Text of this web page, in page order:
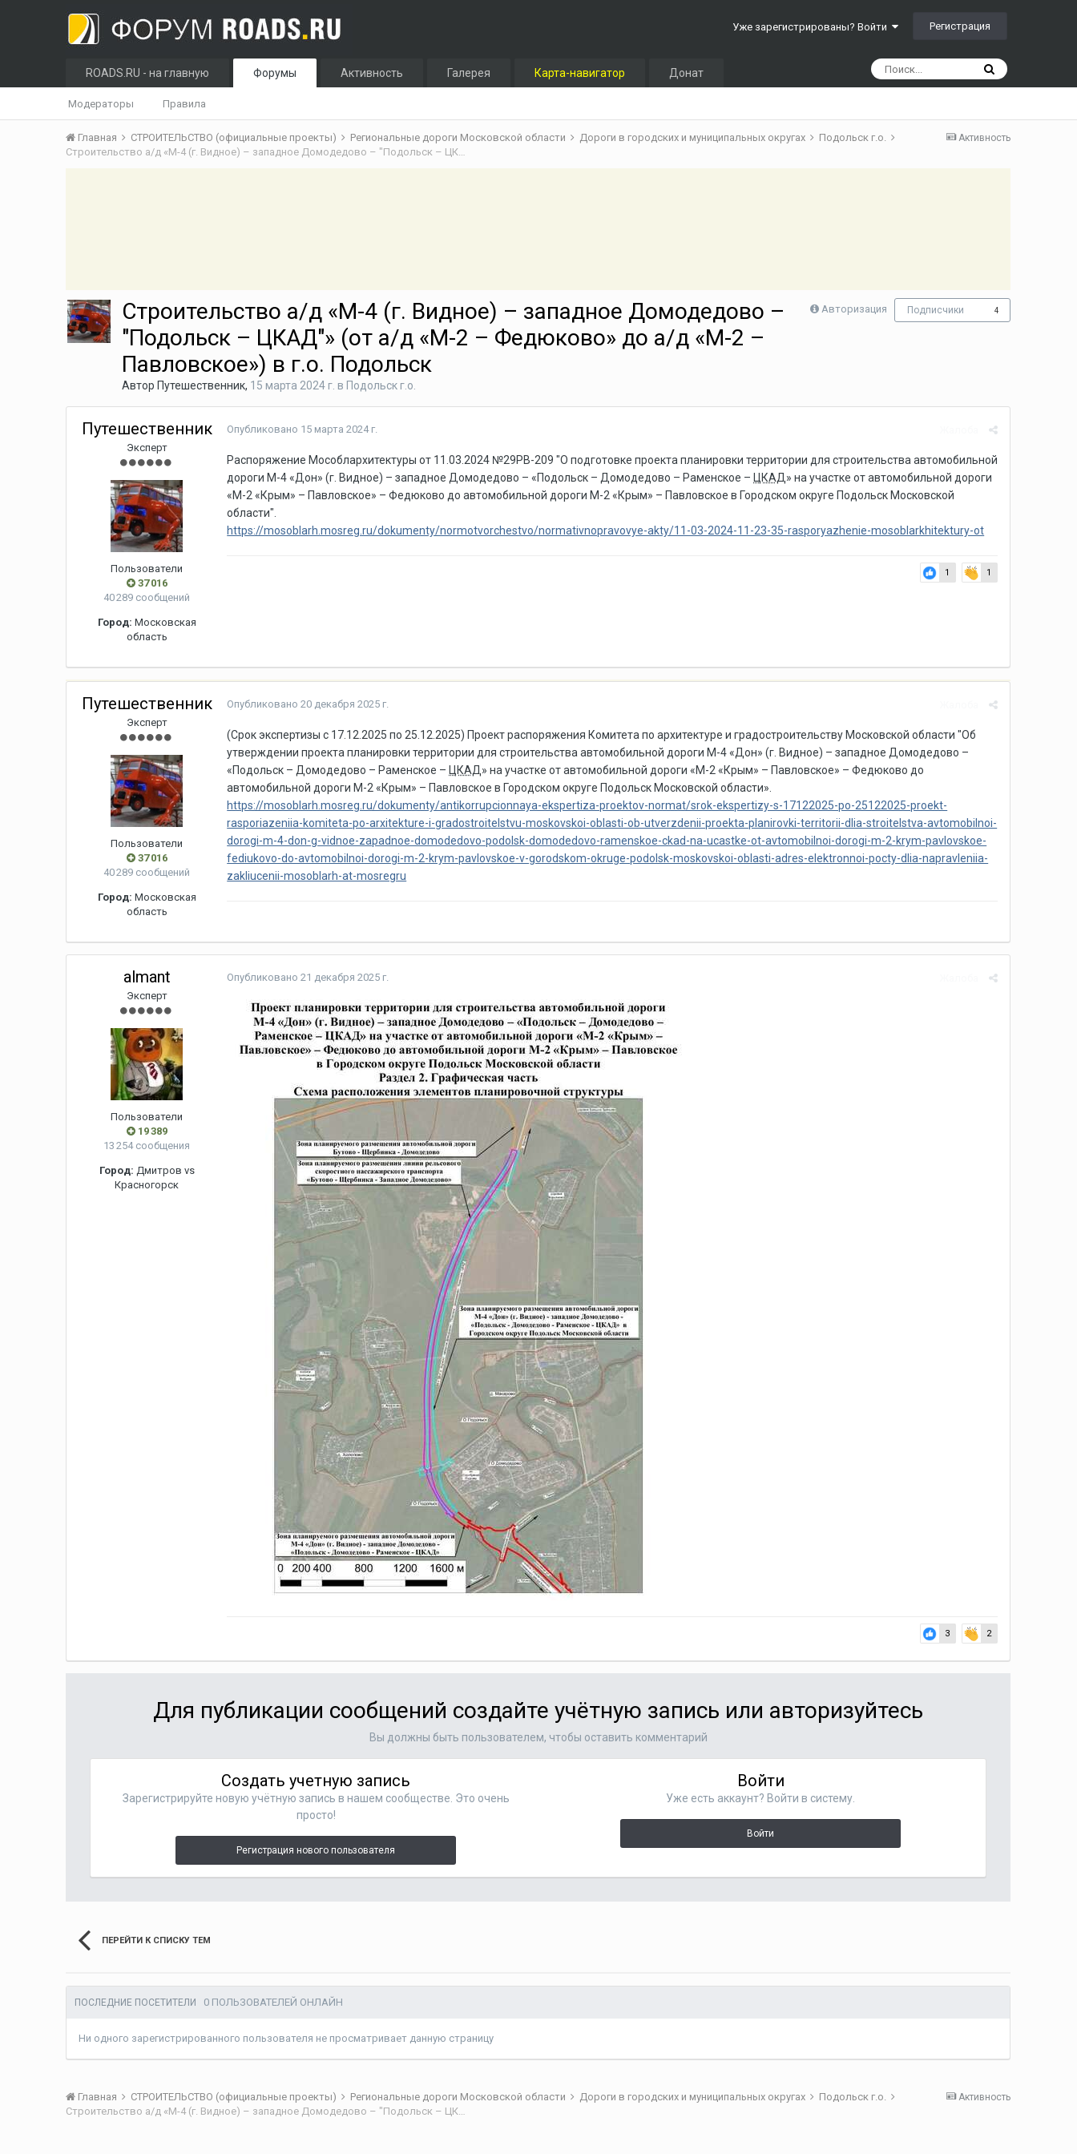
Уже зарегистрированы? Войти Регистрация
ROADS.RU - на главную Форумы
Модераторы Правила
Активность Галерея Карта-навигатор Донат
Активность
Главная СТРОИТЕЛЬСТВО (официальные проекты) Региональные дороги Московской области Дороги в городских и муниципальных округах
Подольск г.о.
Строительство а/д «М-4 (г. Видное) – западное Домодедово – "Подольск – ЦКАД"» (от а/д «М-2 – Федюково» до а/д «М-2 – Павловское») в г.о. Подольск
Авторизация Подписчики 4
Строительство а/д «М-4 (г. Видное) – западное Домодедово –
"Подольск – ЦКАД"» (от а/д «М-2 – Федюково» до а/д «М-2 –
Павловское») в г.о. Подольск
Автор Путешественник, 15 марта 2024 г. в Подольск г.о.
Путешественник
Эксперт
Пользователи
37 016
40 289 сообщений
Город: Московская
область
Опубликовано 15 марта 2024 г.
Распоряжение Мособлархитектуры от 11.03.2024 №29РВ-209 "О подготовке проекта планировки территории для строительства автомобильной
дороги М-4 «Дон» (г. Видное) – западное Домодедово – «Подольск – Домодедово – Раменское – ЦКАД » на участке от автомобильной дороги
«М-2 «Крым» – Павловское» – Федюково до автомобильной дороги М-2 «Крым» – Павловское в Городском округе Подольск Московской
области".
https://mosoblarh.mosreg.ru/dokumenty/normotvorchestvo/normativnopravovye-akty/11-03-2024-11-23-35-rasporyazhenie-mosoblarkhitektury-ot
1 1
Путешественник
Эксперт
Пользователи
37 016
40 289 сообщений
Город: Московская
область
Опубликовано20 декабря 2025 г.
(Срок экспертизы с 17.12.2025 по 25.12.2025) Проект распоряжения Комитета по архитектуре и градостроительству Московской области "Об
утверждении проекта планировки территории для строительства автомобильной дороги М-4 «Дон» (г. Видное) – западное Домодедово –
«Подольск – Домодедово – Раменское – ЦКАД » на участке от автомобильной дороги «М-2 «Крым» – Павловское» – Федюково до
автомобильной дороги М-2 «Крым» – Павловское в Городском округе Подольск Московской области».
https://mosoblarh.mosreg.ru/dokumenty/antikorrupcionnaya-ekspertiza-proektov-normat/srok-ekspertizy-s-17122025-po-25122025-proekt-
rasporiazeniia-komiteta-po-arxitekture-i-gradostroitelstvu-moskovskoi-oblasti-ob-utverzdenii-proekta-planirovki-territorii-dlia-stroitelstva-avtomobilnoi-
dorogi-m-4-don-g-vidnoe-zapadnoe-domodedovo-podolsk-domodedovo-ramenskoe-ckad-na-ucastke-ot-avtomobilnoi-dorogi-m-2-krym-pavlovskoe-
fediukovo-do-avtomobilnoi-dorogi-m-2-krym-pavlovskoe-v-gorodskom-okruge-podolsk-moskovskoi-oblasti-adres-elektronnoi-pocty-dlia-napravleniia-
zakliucenii-mosoblarh-at-mosregru
almant
Эксперт
Пользователи
19 389
13 254 сообщения
Город: Дмитров vs
Красногорск
Опубликовано21 декабря 2025 г.
3 2
Для публикации сообщений создайте учётную запись или авторизуйтесь
Вы должны быть пользователем, чтобы оставить комментарий
Создать учетную запись
Зарегистрируйте новую учётную запись в нашем сообществе. Это очень
просто!
Регистрация нового пользователя
Войти
Уже есть аккаунт? Войти в систему.
Войти
ПЕРЕЙТИ К СПИСКУ ТЕМ
ПОСЛЕДНИЕ ПОСЕТИТЕЛИ 0 ПОЛЬЗОВАТЕЛЕЙ ОНЛАЙН
Ни одного зарегистрированного пользователя не просматривает данную страницу
Активность
Главная СТРОИТЕЛЬСТВО (официальные проекты) Региональные дороги Московской области Дороги в городских и муниципальных округах
Подольск г.о.
Строительство а/д «М-4 (г. Видное) – западное Домодедово – "Подольск – ЦКАД"» (от а/д «М-2 – Федюково» до а/д «М-2 – Павловское») в г.о. Подольск